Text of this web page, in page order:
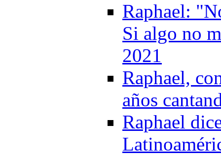
Raphael:
Si algo no
2021
Raphael,
años
Raphael